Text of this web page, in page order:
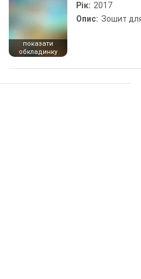
показати
обкладинку
Рік: 2017
Опис: Зошит